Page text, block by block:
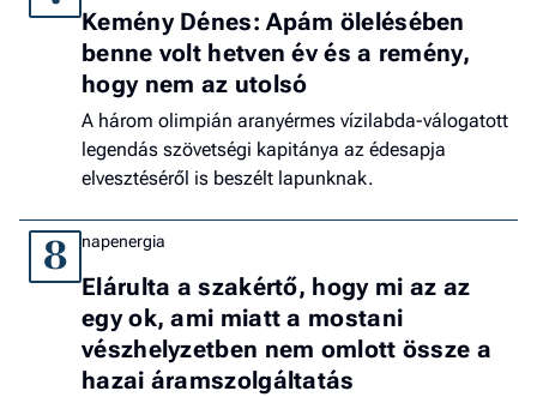
Kemény Dénes: Apám ölelésében
benne volt hetven év és a remény,
hogy nem az utolsó
A három olimpián aranyérmes vízilabda-válogatott
legendás szövetségi kapitánya az édesapja
elvesztéséről is beszélt lapunknak.
8 napenergia
Elárulta a szakértő, hogy mi az az
egy ok, ami miatt a mostani
vészhelyzetben nem omlott össze a
hazai áramszolgáltatás